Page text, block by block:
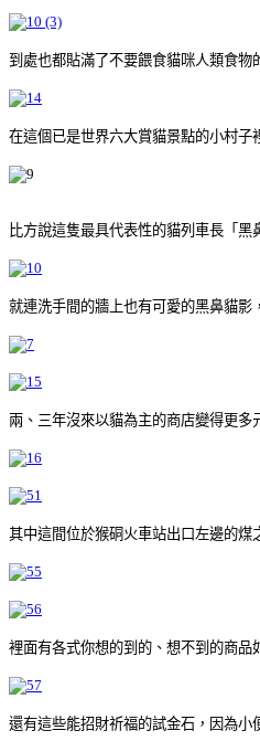
到處也都貼滿了不要餵食貓咪人類食
在這個已是世界六大賞貓景點的小村子
比方說這隻最具代表性的貓列車長「
就連洗手間的牆上也有可愛的黑鼻貓影
兩、三年沒來以貓為主的商店變得更多
其中這間位於猴硐火車站出口左邊的煤
裡面有各式你想的到的、想不到的商品
還有這些能招財祈福的試金石，因為小